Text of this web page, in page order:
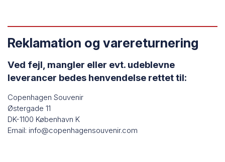
Reklamation og varereturnering
Ved fejl, mangler eller evt. udeblevne
leverancer bedes henvendelse rettet til:
Copenhagen Souvenir
Østergade 11
DK-1100 København K
Email: info@copenhagensouvenir.com